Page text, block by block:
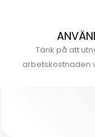
Tänk på att
arbetskostnaden